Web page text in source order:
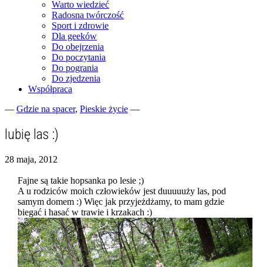
Warto wiedzieć
Radosna twórczość
Sport i zdrowie
Dla geeków
Do obejrzenia
Do poczytania
Do pogrania
Do zjedzenia
Współpraca
zgranestado.pl
— Gdzie na spacer, Pieskie życie —
lubię las :)
28 maja, 2012
Fajne są takie hopsanka po lesie ;)
A u rodziców moich człowieków jest duuuuuży las, pod
samym domem :) Więc jak przyjeżdżamy, to mam gdzie
biegać i hasać w trawie i krzakach :)